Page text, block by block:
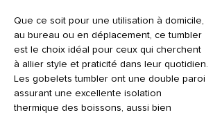
Que ce soit pour une utilisation à domicile,
au bureau ou en déplacement, ce tumbler
est le choix idéal pour ceux qui cherchent
à allier style et praticité dans leur quotidien.
Les gobelets tumbler ont une double paroi
assurant une excellente isolation
thermique des boissons, aussi bien